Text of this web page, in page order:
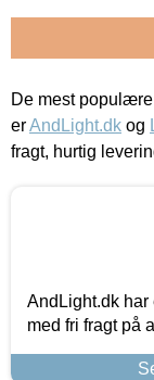
De mest
erAndLight.dk og
fragt, hurtig
AndLight.dk har
med fri fragt på